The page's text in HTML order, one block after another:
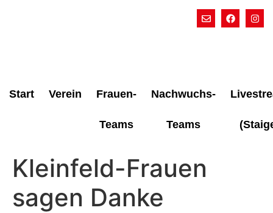
Start Verein Frauen-
Teams
Nachwuchs-
Teams
Kleinfeld-Frauen
sagen Danke